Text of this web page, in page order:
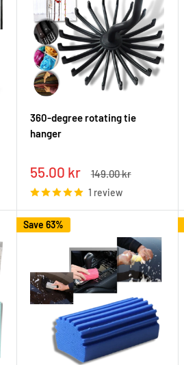
360-degree rotating tie
hanger
Sale
price
55.00 kr
Regular
149.00 kr
1 review
Save 63%